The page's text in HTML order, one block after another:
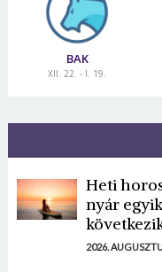
Frankfurt,
Koppenhága,
Casablanca, Graz,
BAK
XII. 22. - I. 19.
Heti
nyár
2026.